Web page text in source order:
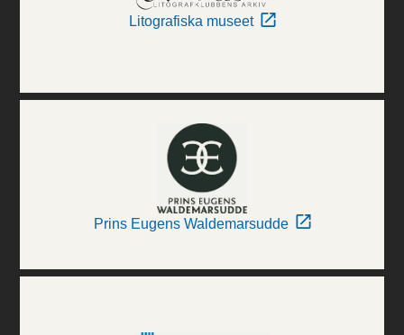
Litografiska museet
Prins Eugens Waldemarsudde